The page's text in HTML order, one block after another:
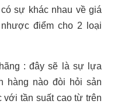
sự khác nhau về giá
điểm cho 2 loại
: đây sẽ là sự lựa
hàng nào đòi hỏi sản
với tần suất cao từ trên